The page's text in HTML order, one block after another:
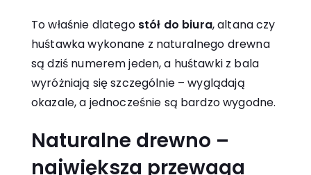
To właśnie dlatego stół do biura, altana czy
huśtawka wykonane z naturalnego drewna
są dziś numerem jeden, a huśtawki z bala
wyróżniają się szczególnie – wyglądają
okazale, a jednocześnie są bardzo wygodne.
Naturalne drewno –
największa przewaga